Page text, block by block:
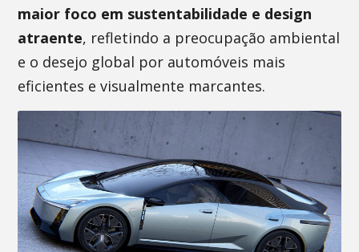
maior foco em sustentabilidade e design
atraente, refletindo a preocupação ambiental
e o desejo global por automóveis mais
eficientes e visualmente marcantes.